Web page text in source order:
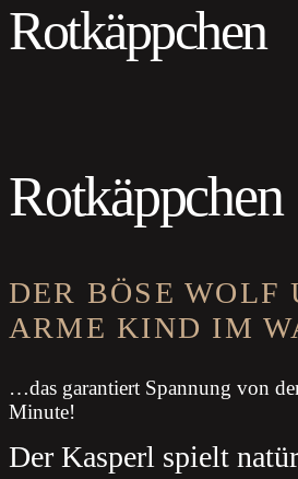
Rotkäppchen
Rotkäppchen
DER BÖSE WOLF
ARME KIND IM
…das garantiert Spannung von
Minute!
Der Kasperl spielt